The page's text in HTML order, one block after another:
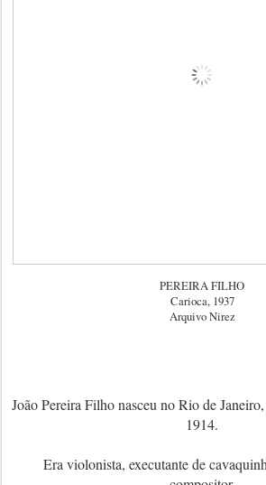
PEREIRA FILHO
Carioca, 1937
Arquivo Nirez
João Pereira Filho nasceu no Rio de
1914.
Era violonista, executante de